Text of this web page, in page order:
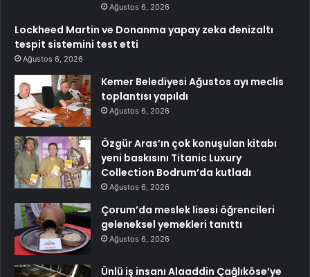
Ağustos 6, 2026
Lockheed Martin ve Donanma yapay zeka denizaltı
tespit sistemini test etti
Ağustos 6, 2026
Kemer Belediyesi Ağustos ayı meclis
toplantısı yapıldı
Ağustos 6, 2026
Özgür Aras’ın çok konuşulan kitabı
yeni baskısını Titanic Luxury
Collection Bodrum’da kutladı
Ağustos 6, 2026
Çorum’da meslek lisesi öğrencileri
geleneksel yemekleri tanıttı
Ağustos 6, 2026
Ünlü iş insanı Alaaddin Çağlıköse’ye